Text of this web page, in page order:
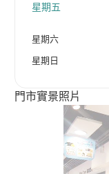
星期五
星期六
星期日
門市實景照片